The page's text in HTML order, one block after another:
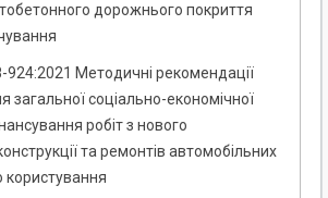
дорожнього покриття
Методичні рекомендації
соціально-економічної
робіт з нового
та ремонтів автомобільних
користування